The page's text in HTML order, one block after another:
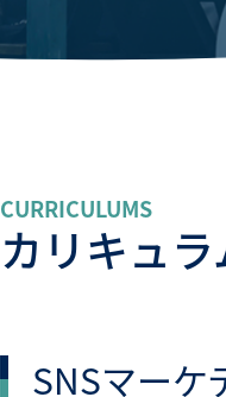
CURRICULUMS
カリキュラ
SNSマーケ